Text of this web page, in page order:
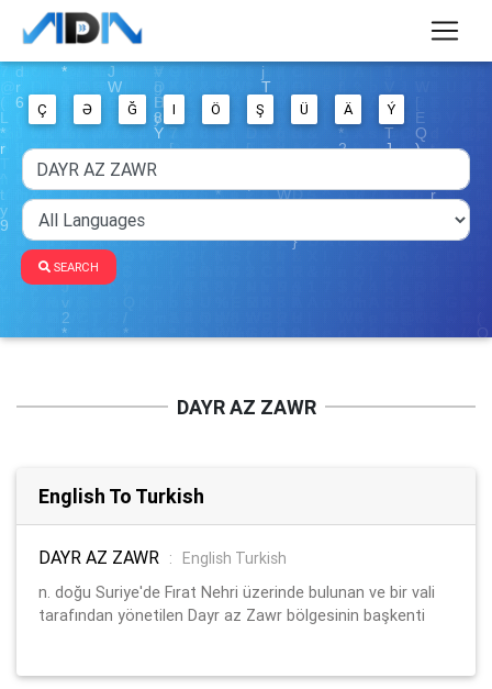
Ç Ə Ğ I Ö Ş Ü Ä Ý
SEARCH
DAYR AZ ZAWR
English To Turkish
DAYR AZ ZAWR :
English Turkish
n. doğu Suriye'de Fırat Nehri üzerinde bulunan ve bir vali
tarafından yönetilen Dayr az Zawr bölgesinin başkenti